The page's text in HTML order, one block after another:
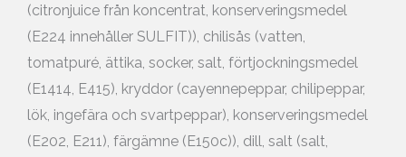
(citronjuice från koncentrat, konserveringsmedel
(E224 innehåller SULFIT)), chilisås (vatten,
tomatpuré, ättika, socker, salt, förtjockningsmedel
(E1414, E415), kryddor (cayennepeppar, chilipeppar,
lök, ingefära och svartpeppar), konserveringsmedel
(E202, E211), färgämne (E150c)), dill, salt (salt,